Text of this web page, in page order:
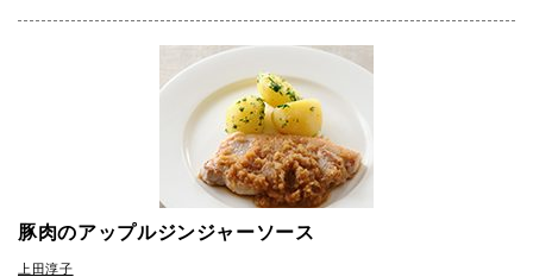
豚肉のアップルジンジャーソース
上田淳子